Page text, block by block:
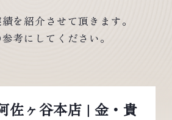
を紹介させて頂きます。
考にしてください。
佐ヶ谷本店 | 金・貴